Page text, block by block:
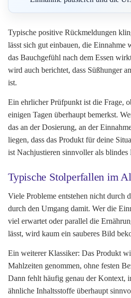
Typische positive Rückmeldungen
lässt sich gut einbauen, die Einnahme
das Bauchgefühl nach dem Essen
wird auch berichtet, dass Süßhunger
ist.
Ein ehrlicher Prüfpunkt ist die Frage,
einigen Tagen überhaupt bemerkst.
das an der Dosierung, an der
liegen, dass das Produkt für deine
ist Nachjustieren sinnvoller als blindes
Typische Stolperfallen im
Viele Probleme entstehen nicht durch
durch den Umgang damit. Wer die
viel erwartet oder parallel die
lässt, wird kaum ein sauberes Bild
Ein weiterer Klassiker: Das Produkt
Mahlzeiten genommen, ohne festen
Dann fehlt häufig genau der Kontext,
ähnliche Inhaltsstoffe überhaupt